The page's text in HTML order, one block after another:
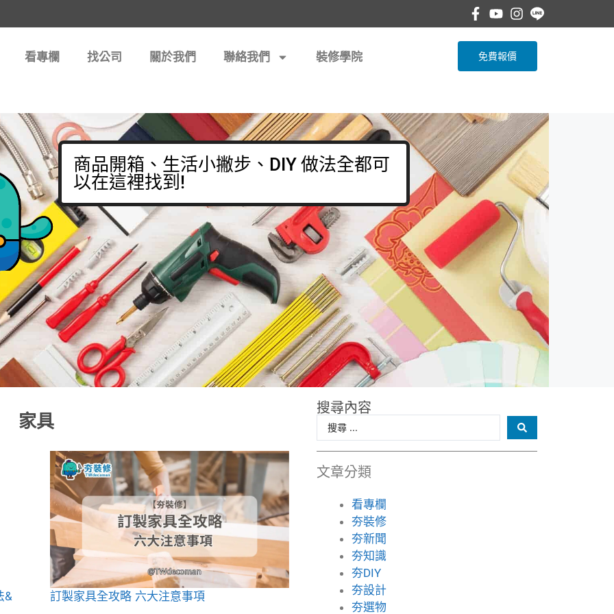
看專欄 找公司 關於我們 聯絡我們 裝修學院 免費報價
商品開箱、生活小撇步、DIY 做法全都可
以在這裡找到!
家具
& 訂製家具全攻略 六大注意事項
搜尋內容
文章分類
看專欄
夯裝修
夯新聞
夯知識
夯DIY
夯設計
夯選物